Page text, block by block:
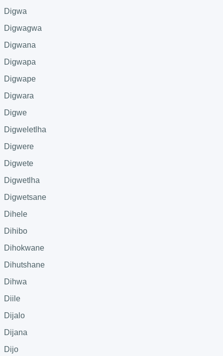
Digwa
Digwagwa
Digwana
Digwapa
Digwape
Digwara
Digwe
Digweletlha
Digwere
Digwete
Digwetlha
Digwetsane
Dihele
Dihibo
Dihokwane
Dihutshane
Dihwa
Diile
Dijalo
Dijana
Dijo